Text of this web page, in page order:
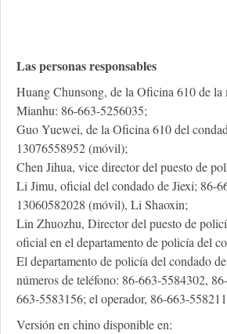
Las personas responsables
Huang Chunsong, de la Oficina 610 de
Mianhu: 86-663-5256035;
Guo Yuewei, de la Oficina 610 del
13076558952 (móvil);
Chen Jihua, vice director del puesto de
Li Jimu, oficial del condado de Jiexi; 86-
13060582028 (móvil), Li Shaoxin;
Lin Zhuozhu, Director del puesto de
oficial en el departamento de policía del
El departamento de policía del condado
números de teléfono: 86-663-5584302,
663-5583156; el operador, 86-663-
Versión en chino disponible en: